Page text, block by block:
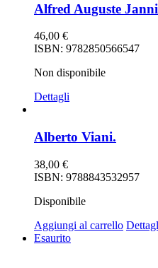
Alfred Auguste
46,00 €
ISBN: 9782850566547
Non disponibile
Dettagli
Alberto Viani.
38,00 €
ISBN: 9788843532957
Disponibile
Aggiungi al carrello
Esaurito